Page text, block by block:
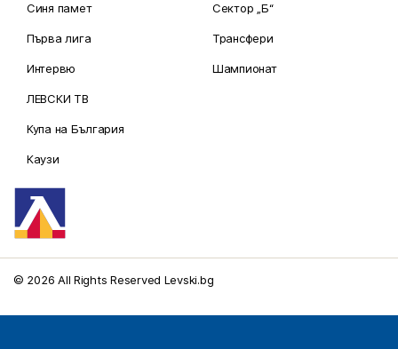
Синя памет
Първа лига
Интервю
ЛЕВСКИ ТВ
Купа на България
Каузи
Сектор „Б“
Трансфери
Шампионат
© 2026 All Rights Reserved Levski.bg